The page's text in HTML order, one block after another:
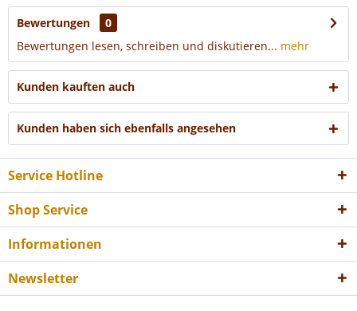
Bewertungen
0
Bewertungen lesen, schreiben und diskutieren... mehr
Kunden kauften auch
Kunden haben sich ebenfalls angesehen
Service Hotline
Shop Service
Informationen
Newsletter